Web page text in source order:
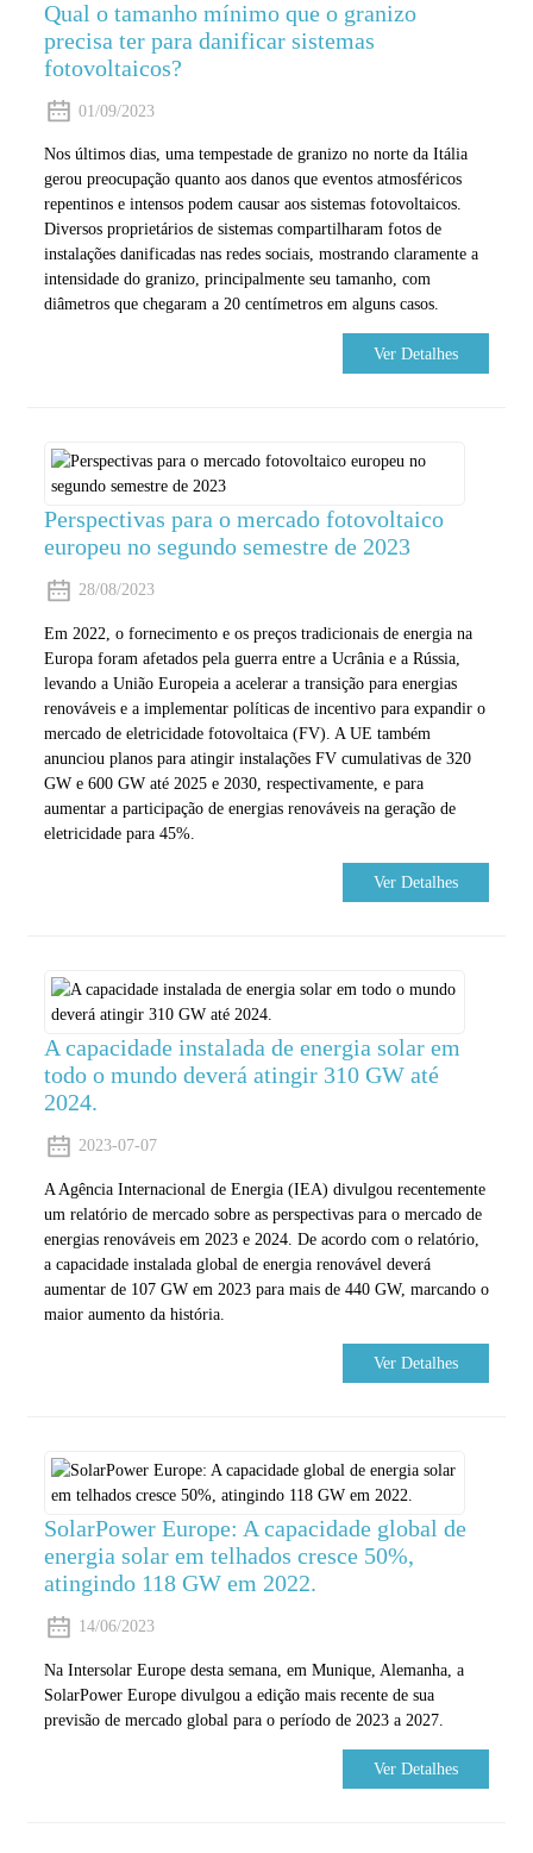
Qual o tamanho mínimo que o granizo
precisa ter para danificar sistemas
fotovoltaicos?
01/09/2023
Nos últimos dias, uma tempestade de granizo no norte da Itália
gerou preocupação quanto aos danos que eventos atmosféricos
repentinos e intensos podem causar aos sistemas fotovoltaicos.
Diversos proprietários de sistemas compartilharam fotos de
instalações danificadas nas redes sociais, mostrando claramente a
intensidade do granizo, principalmente seu tamanho, com
diâmetros que chegaram a 20 centímetros em alguns casos.
Ver Detalhes
Perspectivas para o mercado fotovoltaico
europeu no segundo semestre de 2023
28/08/2023
Em 2022, o fornecimento e os preços tradicionais de energia na
Europa foram afetados pela guerra entre a Ucrânia e a Rússia,
levando a União Europeia a acelerar a transição para energias
renováveis ​​e a implementar políticas de incentivo para expandir o
mercado de eletricidade fotovoltaica (FV). A UE também
anunciou planos para atingir instalações FV cumulativas de 320
GW e 600 GW até 2025 e 2030, respectivamente, e para
aumentar a participação de energias renováveis ​​na geração de
eletricidade para 45%.
Ver Detalhes
A capacidade instalada de energia solar em
todo o mundo deverá atingir 310 GW até
2024.
2023-07-07
A Agência Internacional de Energia (IEA) divulgou recentemente
um relatório de mercado sobre as perspectivas para o mercado de
energias renováveis ​​em 2023 e 2024. De acordo com o relatório,
a capacidade instalada global de energia renovável deverá
aumentar de 107 GW em 2023 para mais de 440 GW, marcando o
maior aumento da história.
Ver Detalhes
SolarPower Europe: A capacidade global de
energia solar em telhados cresce 50%,
atingindo 118 GW em 2022.
14/06/2023
Na Intersolar Europe desta semana, em Munique, Alemanha, a
SolarPower Europe divulgou a edição mais recente de sua
previsão de mercado global para o período de 2023 a 2027.
Ver Detalhes